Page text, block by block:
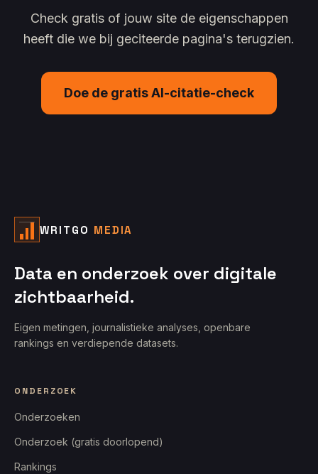
Check gratis of jouw site de eigenschappen
heeft die we bij geciteerde pagina's terugzien.
Doe de gratis AI-citatie-check
WRITGO MEDIA
Data en onderzoek over digitale
zichtbaarheid.
Eigen metingen, journalistieke analyses, openbare
rankings en verdiepende datasets.
ONDERZOEK
Onderzoeken
Onderzoek (gratis doorlopend)
Rankings